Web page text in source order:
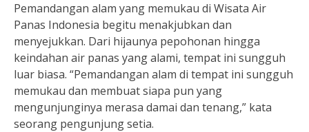
Pemandangan alam yang memukau di Wisata Air
Panas Indonesia begitu menakjubkan dan
menyejukkan. Dari hijaunya pepohonan hingga
keindahan air panas yang alami, tempat ini sungguh
luar biasa. “Pemandangan alam di tempat ini sungguh
memukau dan membuat siapa pun yang
mengunjunginya merasa damai dan tenang,” kata
seorang pengunjung setia.